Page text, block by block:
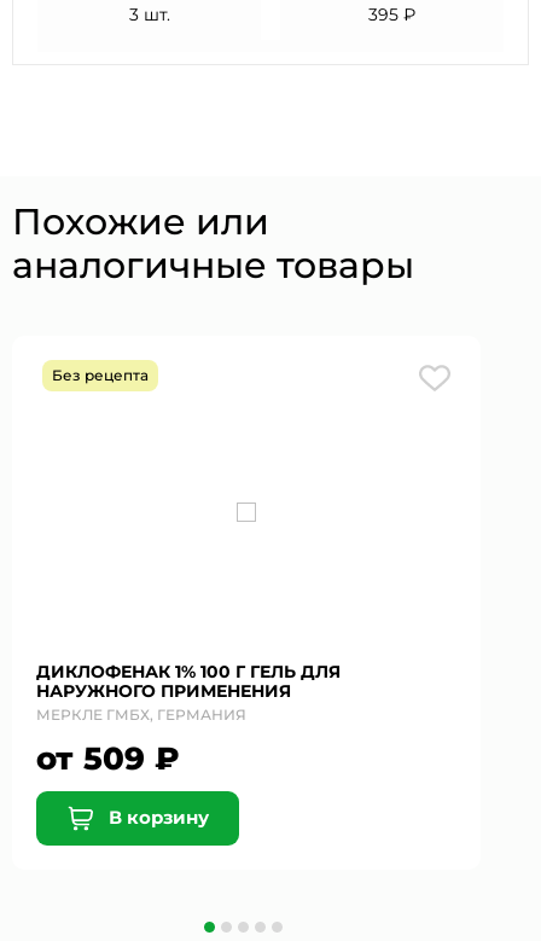
3 шт. 395 ₽
Похожие или
аналогичные товары
Без рецепта
ДИКЛОФЕНАК 1% 100 Г ГЕЛЬ ДЛЯ
НАРУЖНОГО ПРИМЕНЕНИЯ
МЕРКЛЕ ГМБХ, ГЕРМАНИЯ
от 509 ₽
В корзину